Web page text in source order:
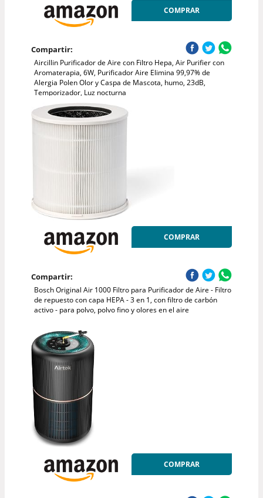
COMPRAR
Compartir:
Aircillin Purificador de Aire con Filtro Hepa, Air Purifier con
Aromaterapia, 6W, Purificador Aire Elimina 99,97% de
Alergia Polen Olor y Caspa de Mascota, humo, 23dB,
Temporizador, Luz nocturna
COMPRAR
Compartir:
Bosch Original Air 1000 Filtro para Purificador de Aire - Filtro
de repuesto con capa HEPA - 3 en 1, con filtro de carbón
activo - para polvo, polvo fino y olores en el aire
COMPRAR